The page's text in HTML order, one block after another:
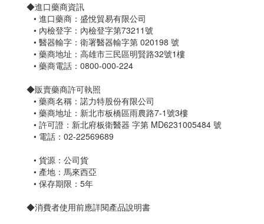
◆進口藥商資訊
• 進口藥商：盛悅貿易有限公司
• 內檢登字：內檢登字第73211號
• 醫器輸字：衛署醫器輸字第 020198 號
• 藥商地址：高雄市三民區明賢路32號1樓
• 藥商電話：0800-000-224
◆販賣藥商許可執照
• 藥商名稱：諾力特股份有限公司
• 藥商地址：新北市板橋區雨農路7-1號3樓
• 許可證：新北府板衛醫器 字第 MD6231005484 號
• 電話：02-22569689
• 貨源：公司貨
• 產地：馬來西亞
• 保存期限：5年
◆消費者使用前應詳閱產品說明書